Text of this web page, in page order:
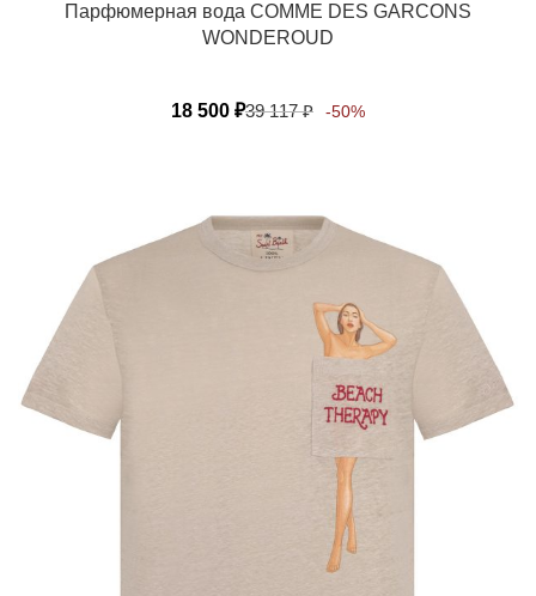
Парфюмерная вода COMME DES GARCONS
WONDEROUD
18 500 ₽39 117₽ -50%